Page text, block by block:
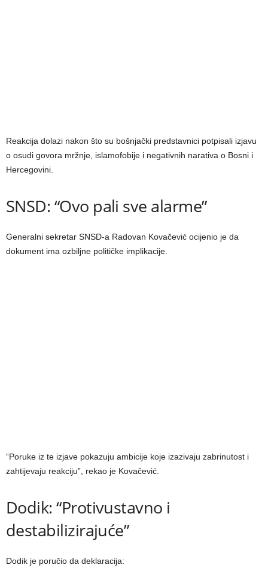
Reakcija dolazi nakon što su bošnjački predstavnici potpisali izjavu
o osudi govora mržnje, islamofobije i negativnih narativa o Bosni i
Hercegovini.
SNSD: “Ovo pali sve alarme”
Generalni sekretar SNSD-a Radovan Kovačević ocijenio je da
dokument ima ozbiljne političke implikacije.
“Poruke iz te izjave pokazuju ambicije koje izazivaju zabrinutost i
zahtijevaju reakciju”, rekao je Kovačević.
Dodik: “Protivustavno i
destabilizirajuće”
Dodik je poručio da deklaracija: